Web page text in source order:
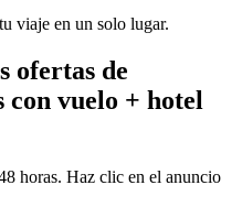
viaje en un solo lugar.
ofertas de
con vuelo + hotel
horas. Haz clic en el anuncio